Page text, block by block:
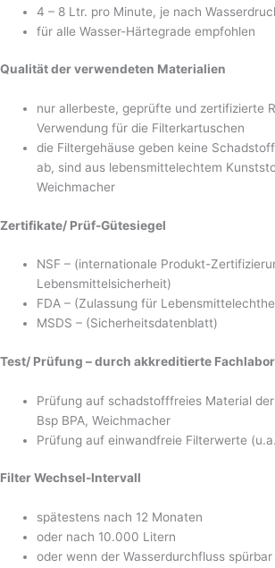
4 – 8 Ltr. pro Minute, je nach
für alle Wasser-Härtegrade empfohlen
Qualität der verwendeten Materialien
nur allerbeste, geprüfte und zertifizierte
Verwendung für die Filterkartuschen
die Filtergehäuse geben keine
ab, sind aus lebensmittelechtem
Weichmacher
Zertifikate/ Prüf-Gütesiegel
NSF – (internationale Produkt-
Lebensmittelsicherheit)
FDA – (Zulassung für
MSDS – (Sicherheitsdatenblatt)
Test/ Prüfung – durch akkreditierte
Prüfung auf schadstofffreies Material
Bsp BPA, Weichmacher
Prüfung auf einwandfreie Filterwerte
Filter Wechsel-Intervall
spätestens nach 12 Monaten
oder nach 10.000 Litern
oder wenn der Wasserdurchfluss